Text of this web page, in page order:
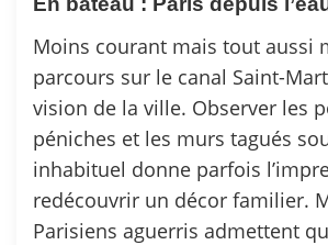
Moins courant mais tout aussi
parcours sur le canal Saint-
vision de la ville. Observer les
péniches et les murs tagués
inhabituel donne parfois
redécouvrir un décor familier.
Parisiens aguerris admettent